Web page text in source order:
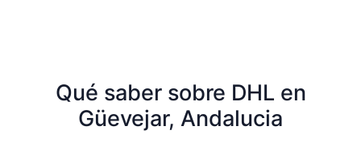
Qué saber sobre DHL en
Güevejar, Andalucia